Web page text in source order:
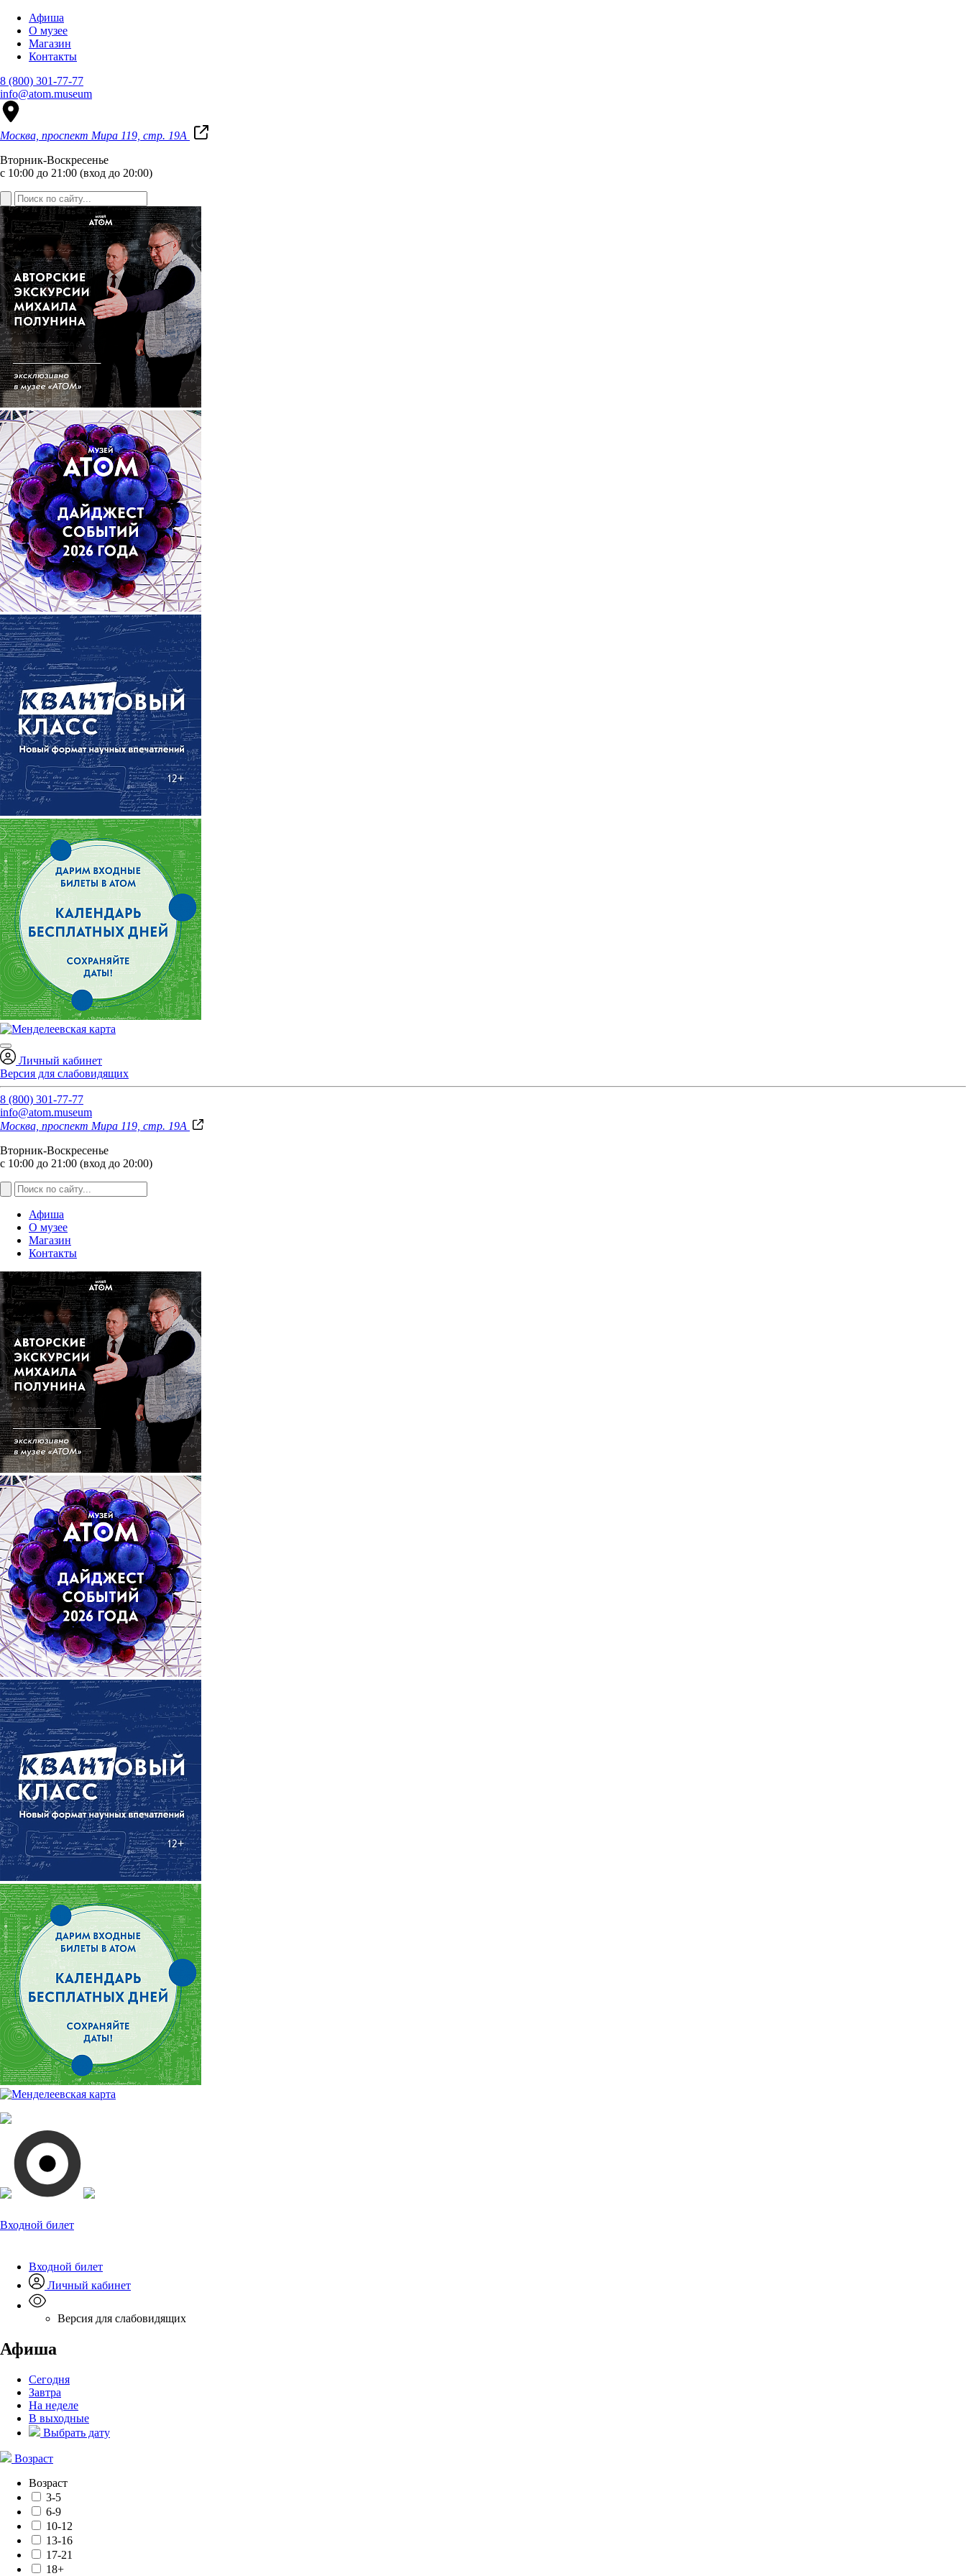
Афиша
О музее
Магазин
Контакты
8 (800) 301-77-77
info@atom.museum
Москва, проспект Мира 119, стр. 19А
Вторник-Воскресенье
с 10:00 до 21:00 (вход до 20:00)
Личный кабинет
Версия для слабовидящих
8 (800) 301-77-77
info@atom.museum
Москва, проспект Мира 119, стр. 19А
Вторник-Воскресенье
с 10:00 до 21:00 (вход до 20:00)
Афиша
О музее
Магазин
Контакты
Входной билет
Входной билет
Личный кабинет
Версия для слабовидящих
Афиша
Сегодня
Завтра
На неделе
В выходные
Выбрать дату
Возраст
Возраст
3-5
6-9
10-12
13-16
17-21
18+